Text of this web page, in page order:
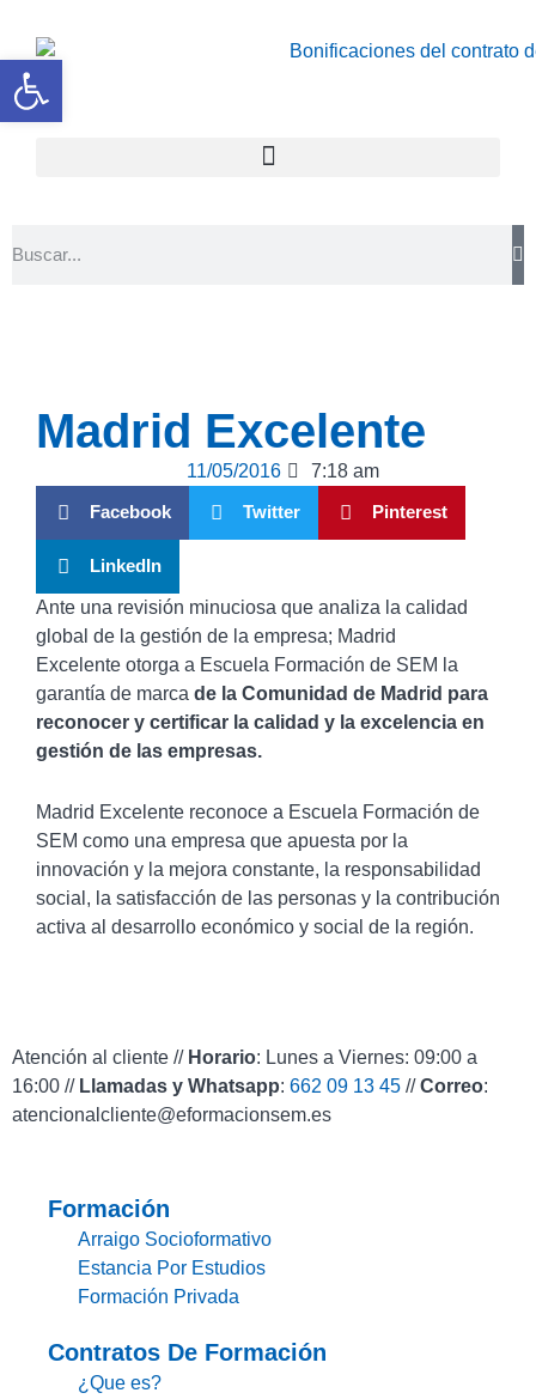
Madrid Excelente
11/05/2016 7:18 am
Facebook Twitter Pinterest
LinkedIn
Ante una revisión minuciosa que analiza la calidad
global de la gestión de la empresa; Madrid
Excelente otorga a Escuela Formación de SEM la
garantía de marca de la Comunidad de Madrid para
reconocer y certificar la calidad y la excelencia en
gestión de las empresas.
Madrid Excelente reconoce a Escuela Formación de
SEM como una empresa que apuesta por la
innovación y la mejora constante, la responsabilidad
social, la satisfacción de las personas y la contribución
activa al desarrollo económico y social de la región.
Atención al cliente // Horario: Lunes a Viernes: 09:00 a
16:00 // Llamadas y Whatsapp: 662 09 13 45 //Correo:
atencionalcliente@eformacionsem.es
Formación
Arraigo Socioformativo
Estancia Por Estudios
Formación Privada
Contratos De Formación
¿Que es?
Abrir barra de herramientas